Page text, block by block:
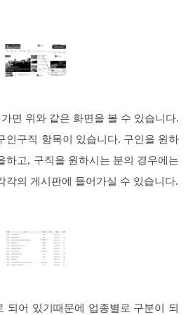
면 위와 같은 화면을 볼 수 있습니다.
인구직 항목이 있습니다. 구인을 원하
하고, 구직을 원하시는 분의 경우에는
각의 게시판에 들어가실 수 있습니다.
되어 있기때문에 업종별로 구분이 되